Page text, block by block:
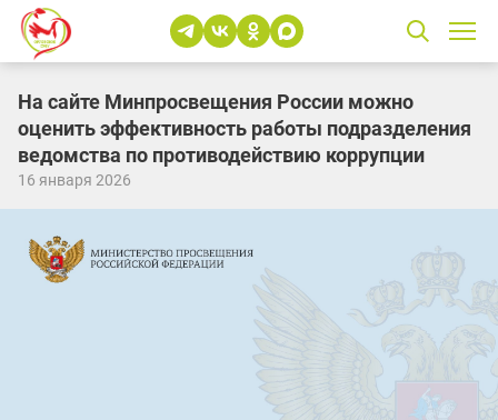
На сайте Минпросвещения России можно
оценить эффективность работы подразделения
ведомства по противодействию коррупции
16 января 2026